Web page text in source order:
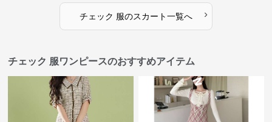
チェック 服のスカート一覧へ ›
チェック 服ワンピースのおすすめアイテム